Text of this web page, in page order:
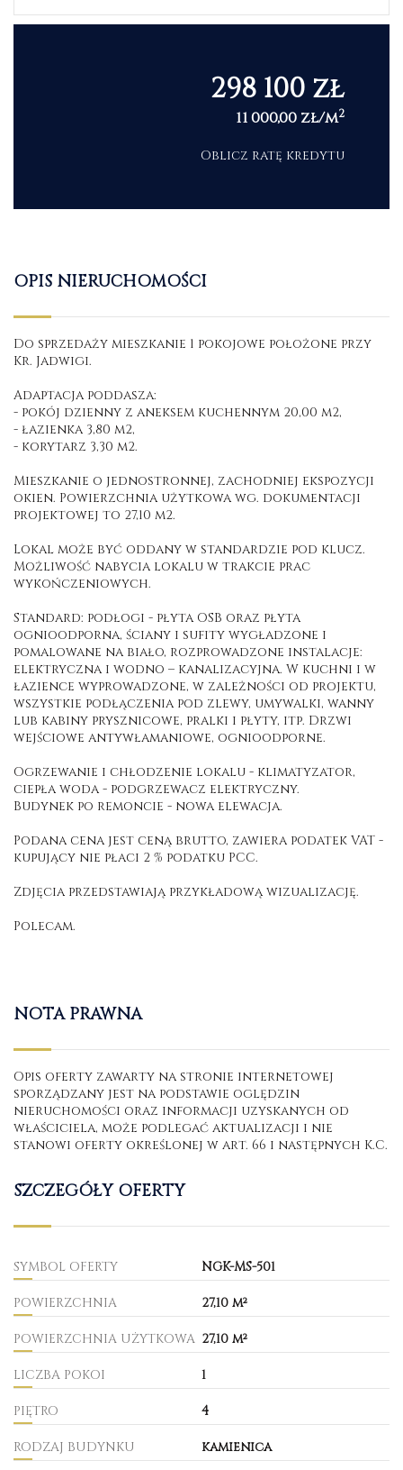
298 100 zł
11 000,00 zł/m2
Oblicz ratę kredytu
OPIS NIERUCHOMOŚCI
Do sprzedaży mieszkanie 1 pokojowe położone przy
Kr. Jadwigi.
Adaptacja poddasza:
- pokój dzienny z aneksem kuchennym 20,00 m2,
- łazienka 3,80 m2,
- korytarz 3,30 m2.
Mieszkanie o jednostronnej, zachodniej ekspozycji
okien. Powierzchnia użytkowa wg. dokumentacji
projektowej to 27,10 m2.
Lokal może być oddany w standardzie pod klucz.
Możliwość nabycia lokalu w trakcie prac
wykończeniowych.
Standard: podłogi - płyta OSB oraz płyta
ognioodporna, ściany i sufity wygładzone i
pomalowane na biało, rozprowadzone instalacje:
elektryczna i wodno – kanalizacyjna. W kuchni i w
łazience wyprowadzone, w zależności od projektu,
wszystkie podłączenia pod zlewy, umywalki, wanny
lub kabiny prysznicowe, pralki i płyty, itp. Drzwi
wejściowe antywłamaniowe, ognioodporne.
Ogrzewanie i chłodzenie lokalu - klimatyzator,
ciepła woda - podgrzewacz elektryczny.
Budynek po remoncie - nowa elewacja.
Podana cena jest ceną brutto, zawiera podatek VAT -
kupujący nie płaci 2 % podatku PCC.
Zdjęcia przedstawiają przykładową wizualizację.
Polecam.
NOTA PRAWNA
Opis oferty zawarty na stronie internetowej
sporządzany jest na podstawie oględzin
nieruchomości oraz informacji uzyskanych od
właściciela, może podlegać aktualizacji i nie
stanowi oferty określonej w art. 66 i następnych K.C.
SZCZEGÓŁY OFERTY
SYMBOL OFERTY NGK-MS-501
POWIERZCHNIA 27,10 m²
POWIERZCHNIA UŻYTKOWA 27,10 m²
LICZBA POKOI 1
PIĘTRO 4
RODZAJ BUDYNKU
kamienica